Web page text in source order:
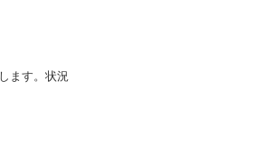
ます。状況